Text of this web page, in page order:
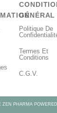
GÉNÉRAL
Politique De
Termes Et
Conditions
C.G.V.
PHARMA